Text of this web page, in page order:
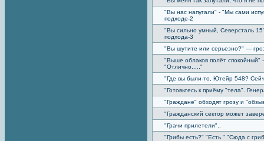
"Вы нас напугали" - "Мы сами
подходе-2
"Вы сильно умный, Северсталь
подхода-3
"Вы шутите или серьезно?" —
"Выше облаков полёт спокойный"
"Отлично....."
"Где вы были-то, Ютейр 548?
"Готовьтесь к приёму "тела".
"Граждане" обходят грозу и
"Гражданский сектор может
"Грачи прилетели"..
"Грибы есть?" "Есть." "Сюда с